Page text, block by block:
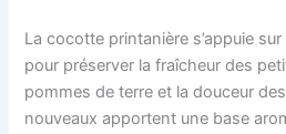
La cocotte printanière s’appuie
pour préserver la fraîcheur des
pommes de terre et la douceur
nouveaux apportent une base